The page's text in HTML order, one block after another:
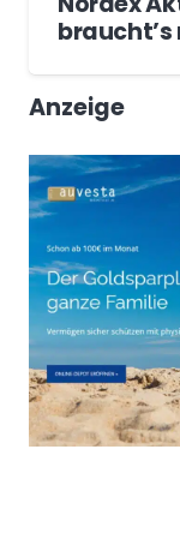
Anzeige